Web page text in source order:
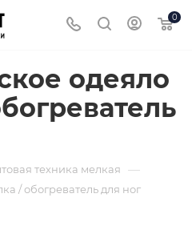
0
одеяло
техника мелкая —
/ обогреватель для ног